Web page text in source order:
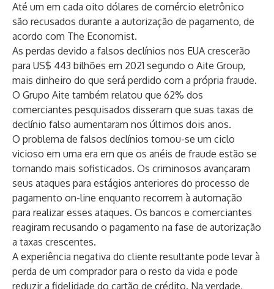
Até um em cada oito dólares de comércio eletrônico
são recusados ​​durante a autorização de pagamento, de
acordo com The Economist.
As perdas devido a falsos declínios nos EUA crescerão
para US$ 443 bilhões em 2021 segundo o Aite Group,
mais dinheiro do que será perdido com a própria fraude.
O Grupo Aite também relatou que 62% dos
comerciantes pesquisados ​​disseram que suas taxas de
declínio falso aumentaram nos últimos dois anos.
O problema de falsos declínios tornou-se um ciclo
vicioso em uma era em que os anéis de fraude estão se
tornando mais sofisticados. Os criminosos avançaram
seus ataques para estágios anteriores do processo de
pagamento on-line enquanto recorrem à automação
para realizar esses ataques. Os bancos e comerciantes
reagiram recusando o pagamento na fase de autorização
a taxas crescentes.
A experiência negativa do cliente resultante pode levar à
perda de um comprador para o resto da vida e pode
reduzir a fidelidade do cartão de crédito. Na verdade,